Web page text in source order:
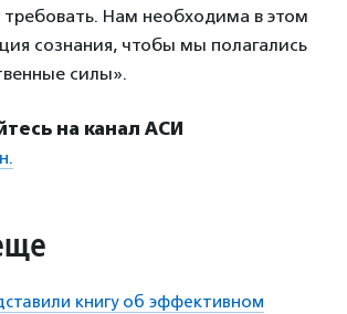
требовать. Нам необходима в этом
сознания, чтобы мы полагались
силы».
на канал АСИ
книгу об эффективном